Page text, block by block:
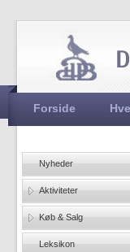
Hovedmenu
Forside
Nyheder
Aktiviteter
Køb & Salg
Leksikon